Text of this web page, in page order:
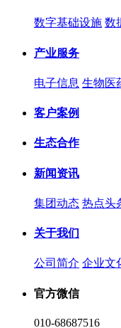
数字基础设施 数
产业服务
电子信息 生物医
客户案例
生态合作
新闻资讯
集团动态 热点头
关于我们
公司简介 企业文
官方微信
010-68687516